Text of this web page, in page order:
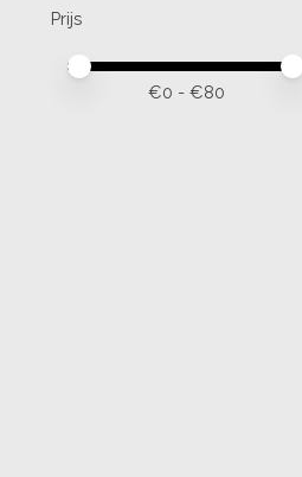
Prijs
Minimale prijswaarde
Price maximum value
€0 - €80